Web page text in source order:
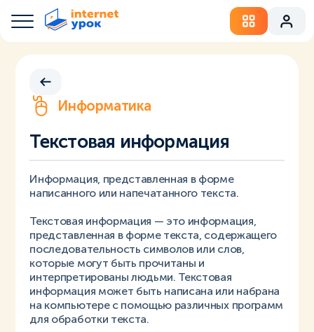
Информатика
Текстовая информация
Информация, представленная в форме
написанного или напечатанного текста.
Текстовая информация — это информация,
представленная в форме текста, содержащего
последовательность символов или слов,
которые могут быть прочитаны и
интерпретированы людьми. Текстовая
информация может быть написана или набрана
на компьютере с помощью различных программ
для обработки текста.